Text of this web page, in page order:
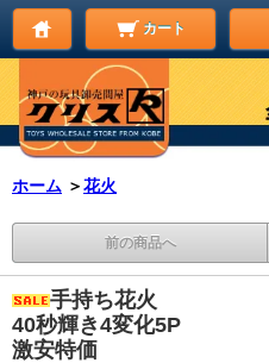
カート
ホーム ＞花火
前の商品へ
手持ち花火
40秒輝き4変化5P
激安特価